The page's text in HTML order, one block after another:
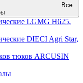
Все
LGMG H625,
DIECI Agri Star,
тюков ARCUSIN